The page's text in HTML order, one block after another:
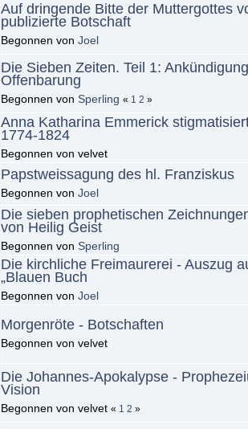
Auf dringende Bitte der Muttergottes
publizierte Botschaft
Begonnen von Joel
Die Sieben Zeiten. Teil 1:
Offenbarung
Begonnen von Sperling « 1 2 »
Anna Katharina Emmerick
1774-1824
Begonnen von velvet
Papstweissagung des hl. Franziskus
Begonnen von Joel
Die sieben prophetischen
von Heilig Geist
Begonnen von Sperling
Die kirchliche Freimaurerei - Auszug
„Blauen Buch
Begonnen von Joel
Morgenröte - Botschaften
Begonnen von velvet
Die Johannes-Apokalypse -
Vision
Begonnen von velvet « 1 2 »